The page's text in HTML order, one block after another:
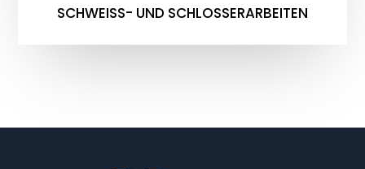
SCHWEISS- UND SCHLOSSERARBEITEN